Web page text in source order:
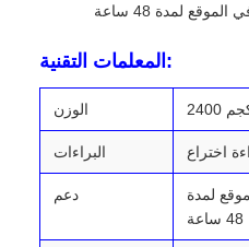
لمدة 48 ساعة
المعلمات التقنية:
الوزن كجم
البراءات
دعم
لمدة
48 ساعة